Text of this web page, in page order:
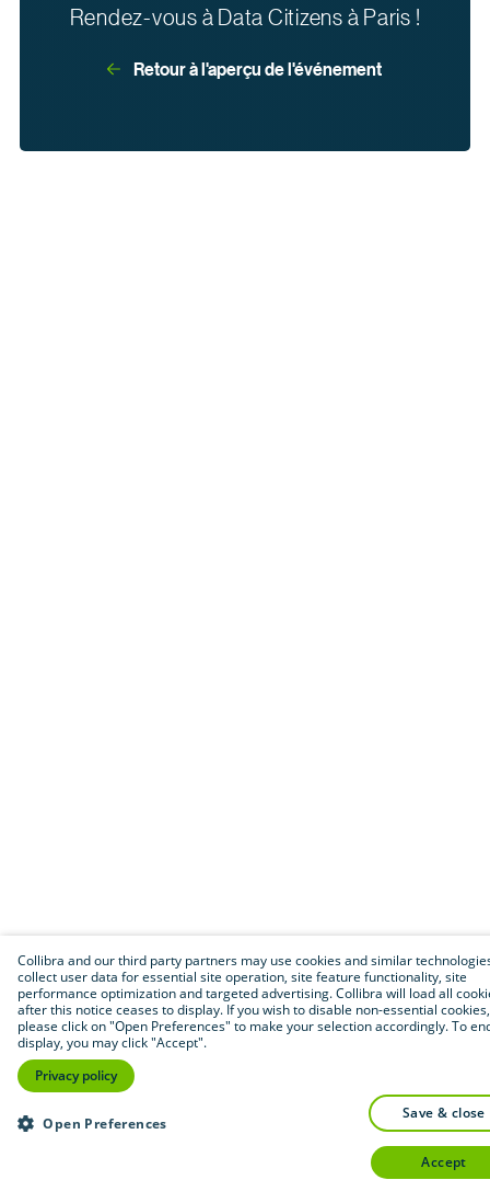
Rendez-vous à Data Citizens à Paris !
Retour à l'aperçu de l'événement
Collibra and our third party partners may use cookies and similar
collect user data for essential site operation, site feature functionality, site
performance optimization and targeted advertising. Collibra will load all
after this notice ceases to display. If you wish to disable non-essential cookies,
please click on "Open Preferences" to make your selection accordingly. To
display, you may click "Accept".
Privacy policy
Open Preferences
save & close
accept